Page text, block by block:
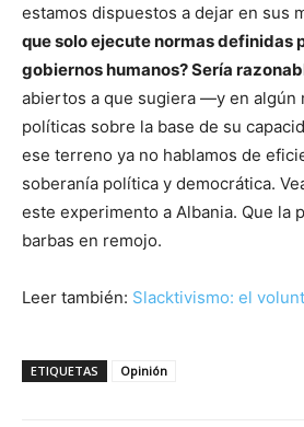
estamos dispuestos a dejar en sus
que solo ejecute normas definidas
gobiernos humanos? Sería
abiertos a que sugiera —y en
políticas sobre la base de su
ese terreno ya no hablamos de
soberanía política y democrática.
este experimento a Albania. Que la
barbas en remojo.
Leer también: Slacktivismo: el
ETIQUETAS Opinión